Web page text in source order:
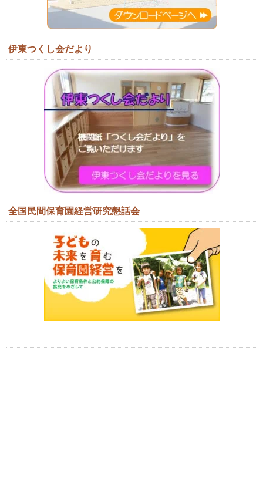
伊東つくし会だより
全国民間保育園経営研究懇話会